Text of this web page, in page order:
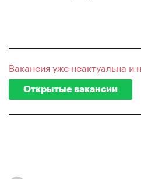
Вакансия уже неактуальна и
Открытые вакансии